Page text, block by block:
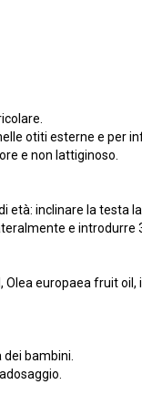
otiti esterne e per
e non lattiginoso.
età: inclinare la testa
e introdurre
Olea europaea fruit
bambini.